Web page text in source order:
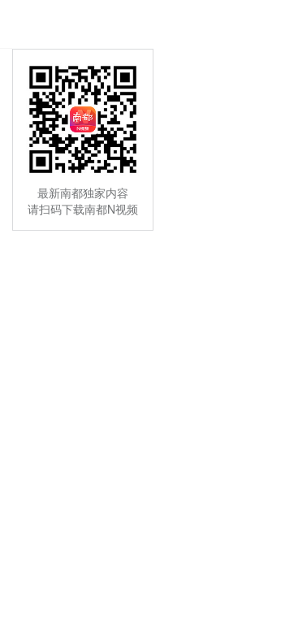
最新南都独家内容
请扫码下载南都N视频